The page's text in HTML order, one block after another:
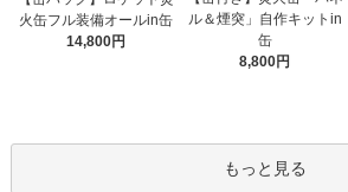
火缶フル装備オールin缶
14,800円
ル＆煙突」自作キットin
缶
8,800円
もっと見る